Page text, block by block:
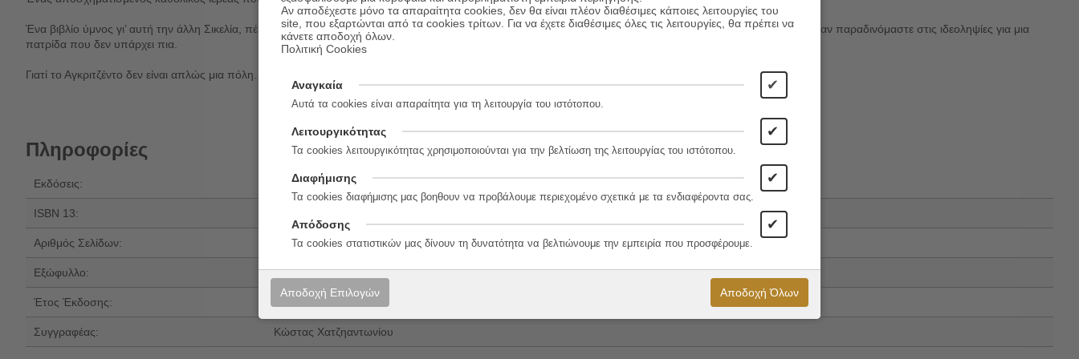
Ένα βιβλίο ύμνος γι’ αυτή την άλλη Σικελία, πέρα από τα στερεότυπα και τις προκαταλήψεις. Αλλά κι ένα βιβλίο ύμνος για την πραγματική ζωή που χάνουμε όταν παραδινόμαστε στις ιδεοληψίες για μια
πατρίδα που δεν υπάρχει πια.
Γιατί το Αγκριτζέντο δεν είναι απλώς μια πόλη...
Πληροφορίες
Εκδόσεις: Εκδόσεις Καστανιώτη
ISBN 13:
Αριθμός Σελίδων: 400
Εξώφυλλο: Σκληρό εξώφυλλο
Έτος Έκδοσης:
Συγγραφέας: Κώστας Χατζηαντωνίου
Αν αποδέχεστε μόνο τα απαραίτητα cookies, δεν θα είναι πλέον διαθέσιμες κάποιες λειτουργίες του
site, που εξαρτώνται από τα cookies τρίτων. Για να έχετε διαθέσιμες όλες τις λειτουργίες, θα πρέπει να
κάνετε αποδοχή όλων.
Πολιτική Cookies
Αναγκαία ✔
Αυτά τα cookies είναι απαραίτητα για τη λειτουργία του ιστότοπου.
Λειτουργικότητας ✔
Τα cookies λειτουργικότητας χρησιμοποιούνται για την βελτίωση της λειτουργίας του ιστότοπου.
Διαφήμισης ✔
Τα cookies διαφήμισης μας βοηθουν να προβάλουμε περιεχομένο σχετικά με τα ενδιαφέροντα σας.
Απόδοσης ✔
Τα cookies στατιστικών μας δίνουν τη δυνατότητα να βελτιώνουμε την εμπειρία που προσφέρουμε.
Αποδοχή Επιλογών Αποδοχή Όλων